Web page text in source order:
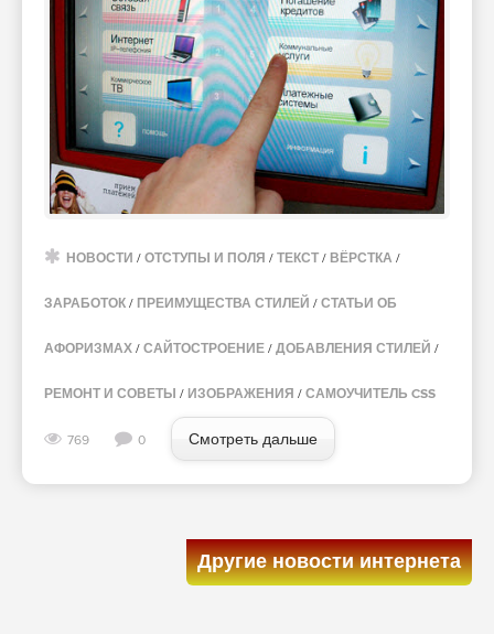
НОВОСТИ / ОТСТУПЫ И ПОЛЯ / ТЕКСТ / ВЁРСТКА /
ЗАРАБОТОК / ПРЕИМУЩЕСТВА СТИЛЕЙ / СТАТЬИ ОБ
АФОРИЗМАХ / САЙТОСТРОЕНИЕ / ДОБАВЛЕНИЯ СТИЛЕЙ /
РЕМОНТ И СОВЕТЫ / ИЗОБРАЖЕНИЯ / САМОУЧИТЕЛЬ CSS
769 0 Смотреть дальше
Другие новости интернета